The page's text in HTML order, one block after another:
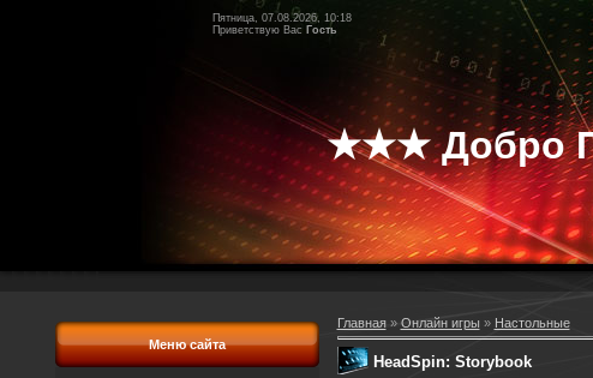
Пятница, 07.08.2026, 10:18
Приветствую Вас Гость
★★★ Добро
Меню сайта
Главная» Онлайн игры » Настольные
HeadSpin: Storybook